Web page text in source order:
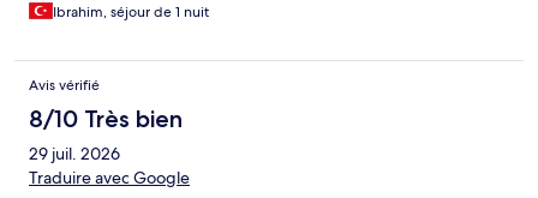
Ibrahim, séjour de 1 nuit
Avis vérifié
8/10 Très bien
29 juil. 2026
Traduire avec Google